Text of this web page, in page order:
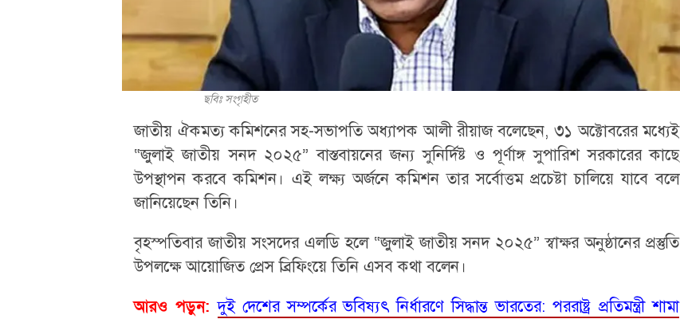
ছবিঃ সংগৃহীত
জাতীয় ঐকমত্য কমিশনের সহ-সভাপতি অধ্যাপক আলী রীয়াজ বলেছেন, ৩১ অক্টোবরের মধ্যেই
“জুলাই জাতীয় সনদ ২০২৫” বাস্তবায়নের জন্য সুনির্দিষ্ট ও পূর্ণাঙ্গ সুপারিশ সরকারের কাছে
উপস্থাপন করবে কমিশন। এই লক্ষ্য অর্জনে কমিশন তার সর্বোত্তম প্রচেষ্টা চালিয়ে যাবে বলে
জানিয়েছেন তিনি।
বৃহস্পতিবার জাতীয় সংসদের এলডি হলে “জুলাই জাতীয় সনদ ২০২৫” স্বাক্ষর অনুষ্ঠানের প্রস্তুতি
উপলক্ষে আয়োজিত প্রেস ব্রিফিংয়ে তিনি এসব কথা বলেন।
আরও পড়ুন: দুই দেশের সম্পর্কের ভবিষ্যৎ নির্ধারণে সিদ্ধান্ত ভারতের: পররাষ্ট্র প্রতিমন্ত্রী শামা